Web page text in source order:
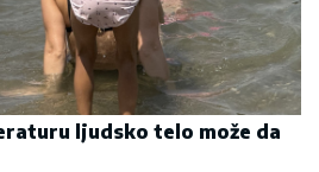
ljudsko telo može da